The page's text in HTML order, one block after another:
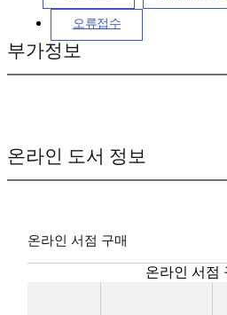
오류접수
부가정보
온라인 도서 정보
온라인 서점 구매
온라인 서점